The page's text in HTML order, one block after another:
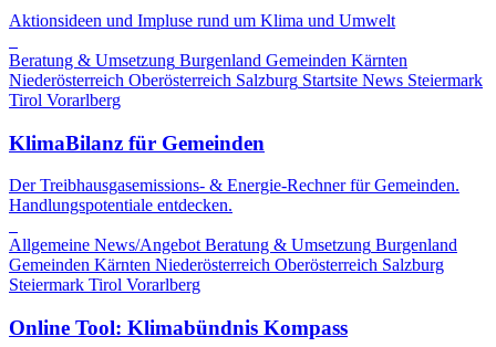
Aktionsideen und Impluse rund um Klima und Umwelt
Beratung & Umsetzung Burgenland Gemeinden Kärnten
Niederösterreich Oberösterreich Salzburg Startsite News Steiermark
Tirol Vorarlberg
KlimaBilanz für Gemeinden
Der Treibhausgasemissions- & Energie-Rechner für Gemeinden.
Handlungspotentiale entdecken.
Allgemeine News/Angebot Beratung & Umsetzung Burgenland
Gemeinden Kärnten Niederösterreich Oberösterreich Salzburg
Steiermark Tirol Vorarlberg
Online Tool: Klimabündnis Kompass